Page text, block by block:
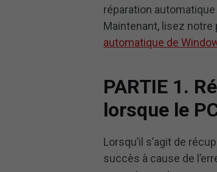
réparation automatique
Maintenant, lisez notre
automatique de
PARTIE 1.
lorsque le
Lorsqu’il s’agit de
succès à cause de